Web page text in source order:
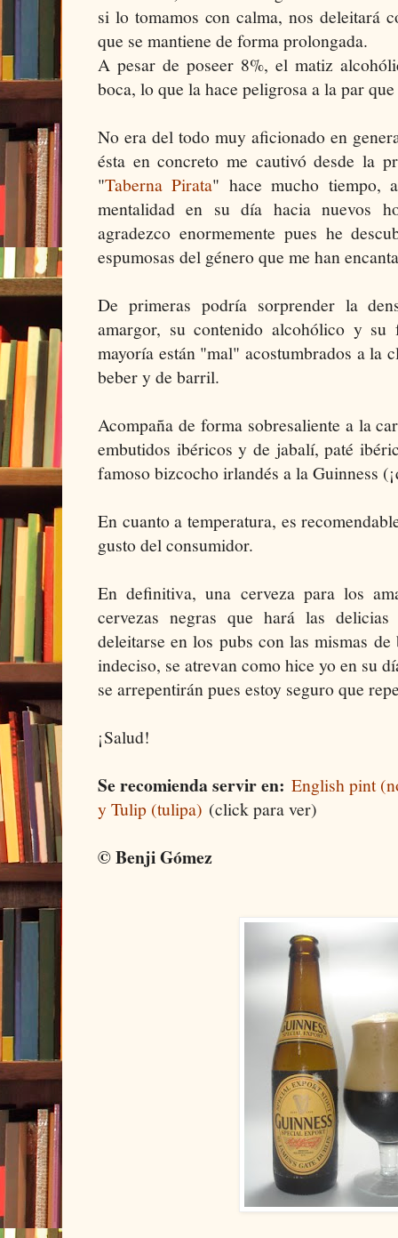
si lo tomamos con calma, nos deleitará
que se mantiene de forma prolongada.
A pesar de poseer 8%, el matiz
boca, lo que la hace peligrosa a la par
No era del todo muy aficionado en
ésta en concreto me cautivó desde la
"Taberna Pirata" hace mucho tiempo,
mentalidad en su día hacia nuevos
agradezco enormemente pues he
espumosas del género que me han
De primeras podría sorprender la
amargor, su contenido alcohólico y
mayoría están "mal" acostumbrados a la
beber y de barril.
Acompaña de forma sobresaliente a la
embutidos ibéricos y de jabalí, paté
famoso bizcocho irlandés a la Guinness
En cuanto a temperatura, es
gusto del consumidor.
En definitiva, una cerveza para los
cervezas negras que hará las
deleitarse en los pubs con las mismas
indeciso, se atrevan como hice yo en su
se arrepentirán pues estoy seguro que
¡Salud!
Se recomienda servir en: English pint
y Tulip (tulipa) (click para ver)
© Benji Gómez